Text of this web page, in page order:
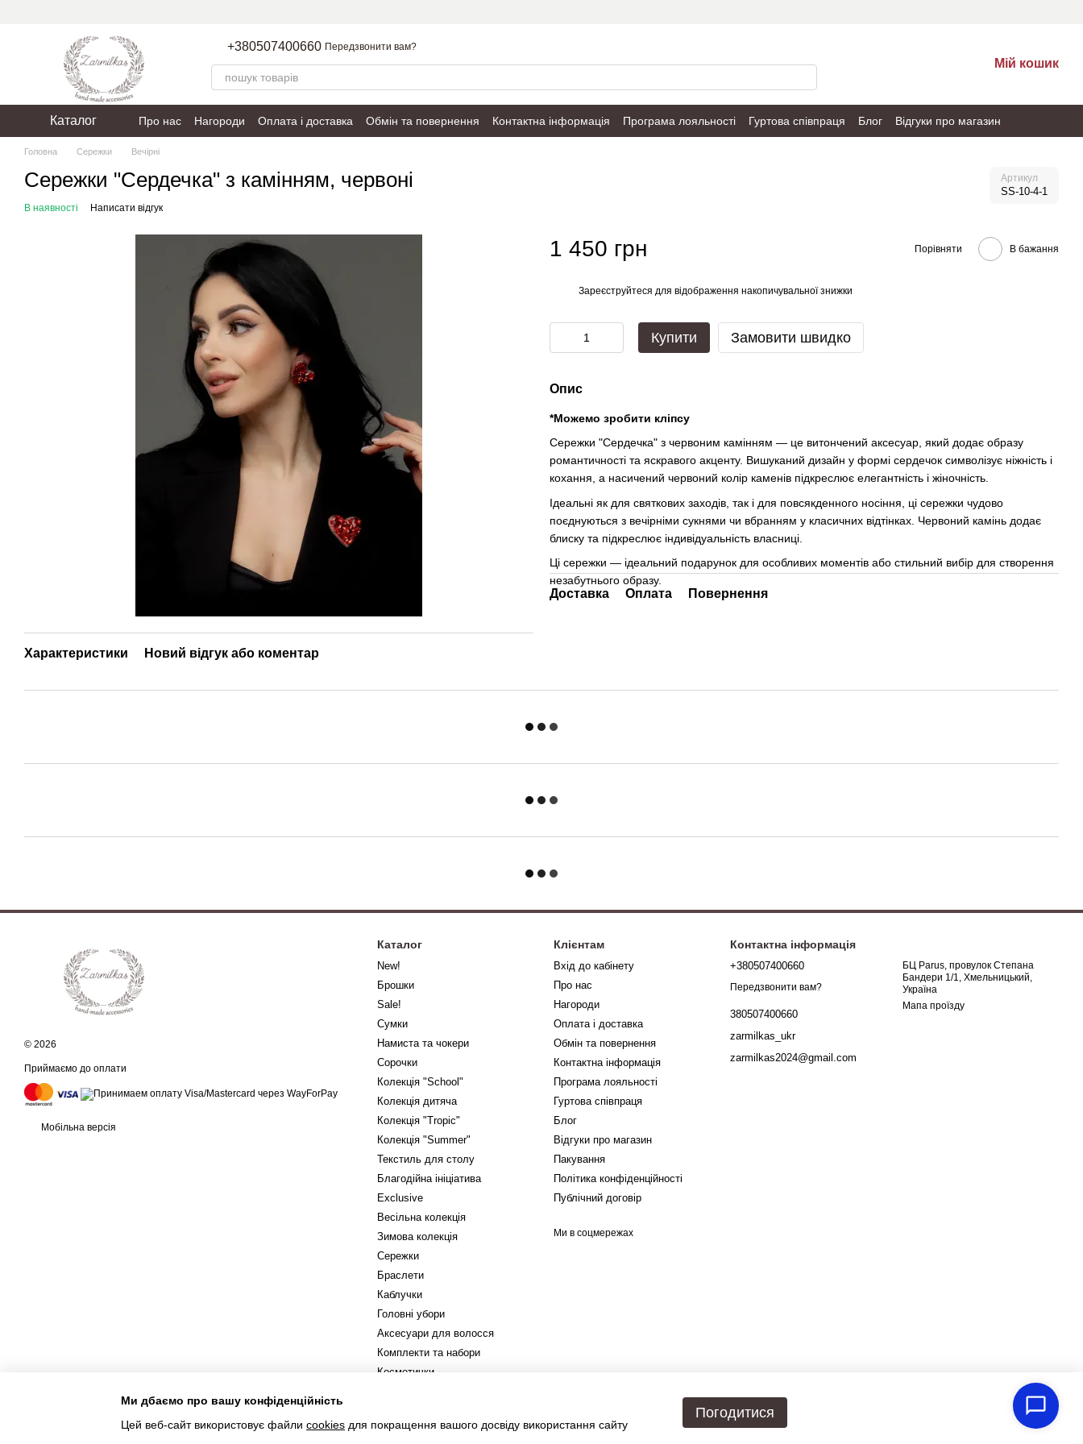
+380507400660 Передзвонити вам?
Мій кошик
Каталог Про нас Нагороди Оплата і доставка Обмін та повернення Контактна інформація Програма лояльності Гуртова співпраця Блог
Відгуки про магазин
Пакування
Політика конфіденційності Публічний договір
Головна Сережки Вечірні
Сережки "Сердечка" з камінням, червоні Артикул
SS-10-4-1
В наявності Написати відгук
Характеристики Новий відгук або коментар
1 450 грн Порівняти В бажання
Зареєструйтеся для відображення накопичувальної знижки
Купити Замовити швидко
Опис
*Можемо зробити кліпсу
Сережки "Сердечка" з червоним камінням — це витончений аксесуар, який додає образу
романтичності та яскравого акценту. Вишуканий дизайн у формі сердечок символізує ніжність і
кохання, а насичений червоний колір каменів підкреслює елегантність і жіночність.
Ідеальні як для святкових заходів, так і для повсякденного носіння, ці сережки чудово
поєднуються з вечірніми сукнями чи вбранням у класичних відтінках. Червоний камінь додає
блиску та підкреслює індивідуальність власниці.
Ці сережки — ідеальний подарунок для особливих моментів або стильний вибір для створення
незабутнього образу.
Доставка Оплата Повернення
© 2026
Приймаємо до оплати
Мобільна версія
Інтернет-магазин створений з Хорошоп
Каталог
New!
Брошки
Sale!
Сумки
Намиста та чокери
Сорочки
Колекція "School"
Колекція дитяча
Колекція "Tropic"
Колекція "Summer"
Текстиль для столу
Благодійна ініціатива
Exclusive
Весільна колекція
Зимова колекція
Сережки
Браслети
Каблучки
Головні убори
Аксесуари для волосся
Комплекти та набори
Косметички
Клієнтам
Вхід до кабінету
Про нас
Нагороди
Оплата і доставка
Обмін та повернення
Контактна інформація
Програма лояльності
Гуртова співпраця
Блог
Відгуки про магазин
Пакування
Політика конфіденційності
Публічний договір
Ми в соцмережах
Контактна інформація
+380507400660
Передзвонити вам?
380507400660
zarmilkas_ukr
zarmilkas2024@gmail.com
БЦ Parus, провулок Степана
Бандери 1/1, Хмельницький,
Україна
Мапа проїзду
Ми дбаємо про вашу конфіденційність
Цей веб-сайт використовує файли cookies для покращення вашого досвіду використання сайту
Погодитися